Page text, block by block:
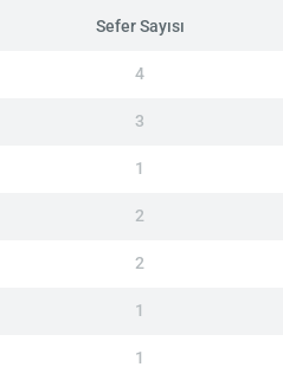
Sefer Sayısı
4
3
1
2
2
1
1